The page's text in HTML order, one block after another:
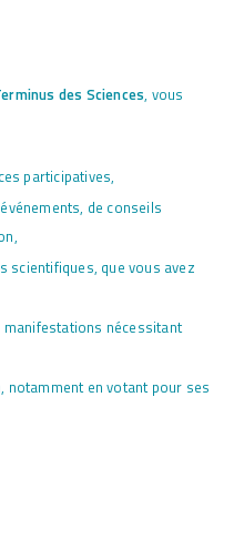
des Sciences, vous
participatives,
de conseils
scientifiques, que vous avez
manifestations nécessitant
notamment en votant pour ses